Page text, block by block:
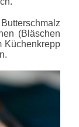
(Bläschen
Küchenkrepp